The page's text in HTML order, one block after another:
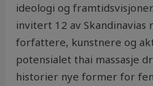
ideologi og
invitert 12 av Skandinavias
forfattere, kunstnere og
potensialet thai massasje
historier nye former for